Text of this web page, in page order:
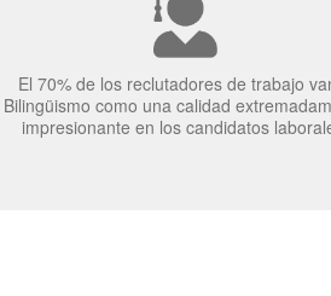
El 70% de los reclutadores de trabajo
Bilingüismo como una calidad
impresionante en los candidatos